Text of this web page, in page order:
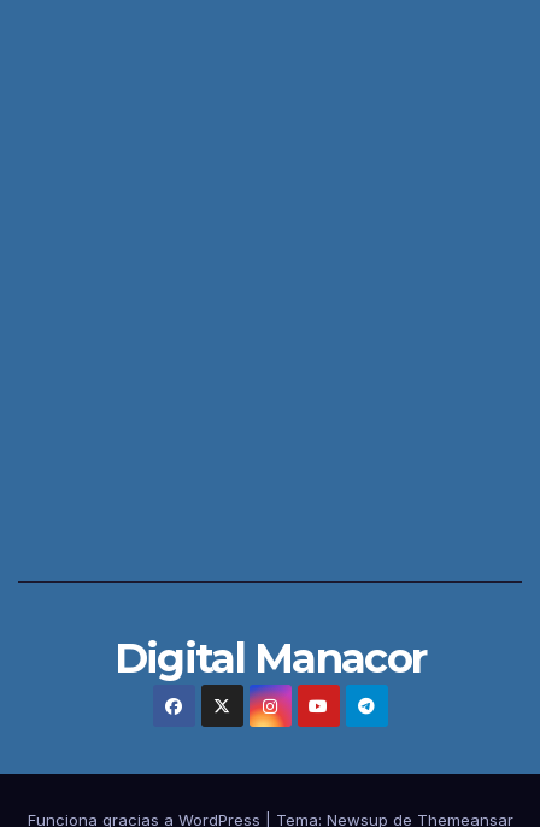
Digital Manacor
Funciona gracias a WordPress Tema: Newsup de Themeansar